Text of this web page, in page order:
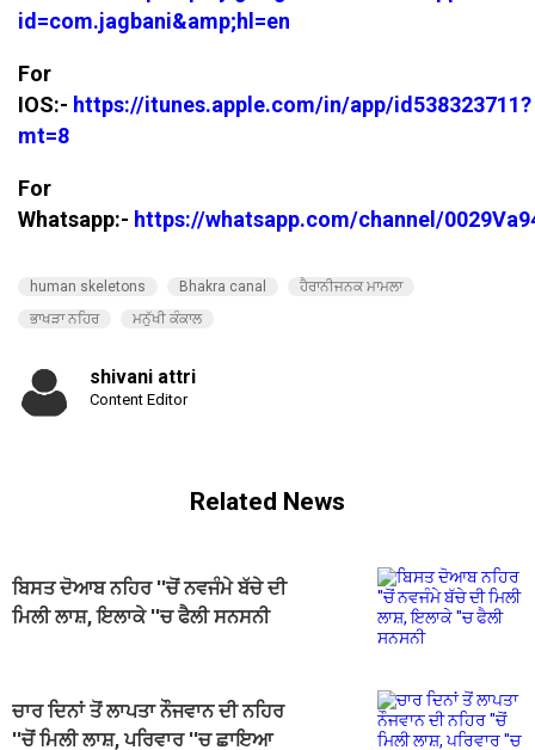
id=com.jagbani&amp;hl=en
For
IOS:- https://itunes.apple.com/in/app/id538323711?
mt=8
For
Whatsapp:- https://whatsapp.com/channel/
human skeletons Bhakra canal
ਹੈਰਾਨੀਜਨਕ ਮਾਮਲਾ
ਭਾਖੜਾ ਨਹਿਰ
ਮਨੁੱਖੀ ਕੰਕਾਲ
shivani attri
Content Editor
Related News
ਬਿਸਤ ਦੋਆਬ ਨਹਿਰ ''ਚੋਂ ਨਵਜੰਮੇ ਬੱਚੇ ਦੀ
ਮਿਲੀ ਲਾਸ਼, ਇਲਾਕੇ ''ਚ ਫੈਲੀ ਸਨਸਨੀ
ਚਾਰ ਦਿਨਾਂ ਤੋਂ ਲਾਪਤਾ ਨੌਜਵਾਨ ਦੀ ਨਹਿਰ
''ਚੋਂ ਮਿਲੀ ਲਾਸ਼, ਪਰਿਵਾਰ ''ਚ ਛਾਇਆ